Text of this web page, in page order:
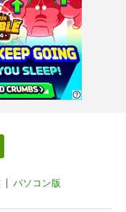
パソコン版